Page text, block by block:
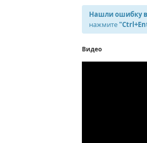
Нашли ошибку в
нажмите
Видео